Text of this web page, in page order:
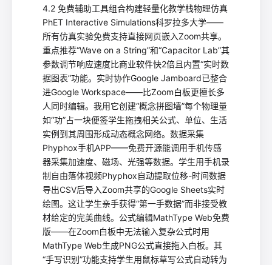
4.2 免费辅助工具组合构建轻量化教学栈物理仿真
PhET Interactive Simulations科罗拉多大学——
所有仿真实验免费支持直接网页嵌入Zoom共享。
重点推荐“Wave on a String”和“Capacitor Lab”其
参数调节响应速度比商业软件快2倍且内置“实时数
据图表”功能。实时协作Google Jamboard已整合
进Google Workspace——比Zoom白板更擅长多
人同时编辑。我用它创建“概念拼图墙”每个物理量
如“功”占一块便签学生拖拽相关公式、单位、生活
实例到其周围形成动态概念网络。数据采集
Phyphox手机APP——免费开源能调用手机传感
器采集加速度、磁场、光强等数据。学生用手机录
制自由落体视频Phyphox自动提取位移-时间数据
导出CSV后导入Zoom共享的Google Sheets实时
绘图。这让学生亲手获得“第一手数据”而非接受教
材给定的完美曲线。公式编辑MathType Web免费
版——在Zoom白板中无法输入复杂公式时用
MathType Web生成PNG公式直接拖入白板。其
“手写识别”功能支持学生用鼠标草写公式自动转为